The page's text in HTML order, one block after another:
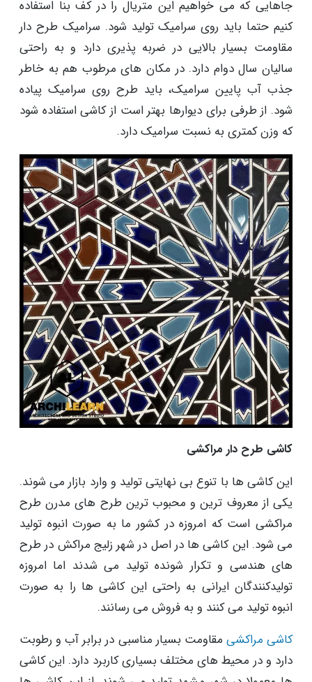
جاهایی که می خواهیم این متریال را در کف بنا استفاده
کنیم حتما باید روی سرامیک تولید شود. سرامیک طرح دار
مقاومت بسیار بالایی در ضربه پذیری دارد و به راحتی
سالیان سال دوام دارد. در مکان های مرطوب هم به خاطر
جذب آب پایین سرامیک، باید طرح روی سرامیک پیاده
شود. از طرفی برای دیوارها بهتر است از کاشی استفاده شود
که وزن کمتری به نسبت سرامیک دارد.
کاشی طرح دار مراکشی
این کاشی ها با تنوع بی نهایتی تولید و وارد بازار می شوند.
یکی از معروف ترین و محبوب ترین طرح های مدرن طرح
مراکشی است که امروزه در کشور ما به صورت انبوه تولید
می شود. این کاشی ها در اصل در شهر زلیج مراکش در طرح
های هندسی و تکرار شونده تولید می شدند اما امروزه
تولیدکنندگان ایرانی به راحتی این کاشی ها را به صورت
انبوه تولید می کنند و به فروش می رسانند.
کاشی مراکشیمقاومت بسیار مناسبی در برابر آب و رطوبت
دارد و در محیط های مختلف بسیاری کاربرد دارد. این کاشی